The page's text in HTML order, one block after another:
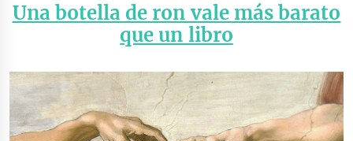
Una botella de ron vale más barato
que un libro